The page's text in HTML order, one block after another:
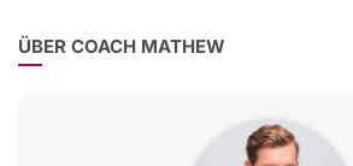
ÜBER COACH MATHEW